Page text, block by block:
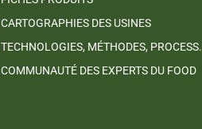
CARTOGRAPHIES DES USINES
TECHNOLOGIES, MÉTHODES, PROCESS.
COMMUNAUTÉ DES EXPERTS DU FOOD